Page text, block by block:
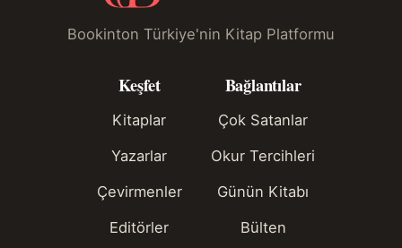
Bookinton Türkiye'nin Kitap Platformu
Keşfet
Kitaplar
Yazarlar
Çevirmenler
Editörler
Bağlantılar
Çok Satanlar
Okur Tercihleri
Günün Kitabı
Bülten